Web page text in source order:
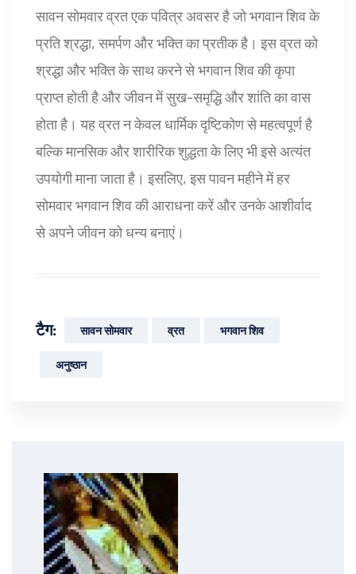
सावन सोमवार व्रत एक पवित्र अवसर है जो भगवान शिव के
प्रति श्रद्धा, समर्पण और भक्ति का प्रतीक है। इस व्रत को
श्रद्धा और भक्ति के साथ करने से भगवान शिव की कृपा
प्राप्त होती है और जीवन में सुख-समृद्धि और शांति का वास
होता है। यह व्रत न केवल धार्मिक दृष्टिकोण से महत्वपूर्ण है
बल्कि मानसिक और शारीरिक शुद्धता के लिए भी इसे अत्यंत
उपयोगी माना जाता है। इसलिए, इस पावन महीने में हर
सोमवार भगवान शिव की आराधना करें और उनके आशीर्वाद
से अपने जीवन को धन्य बनाएं।
टैग: सावन सोमवार व्रत भगवान शिव
अनुष्ठान